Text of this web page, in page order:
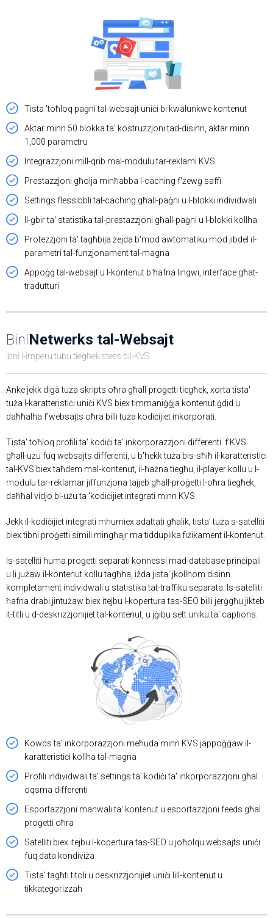
Tista 'toħloq paġni tal-websajt uniċi bi kwalunkwe kontenut
Aktar minn 50 blokka ta' kostruzzjoni tad-disinn, aktar minn
1,000 parametru
Integrazzjoni mill-qrib mal-modulu tar-reklami KVS
Prestazzjoni għolja minħabba l-caching f'żewġ saffi
Settings flessibbli tal-caching għall-paġni u l-blokki individwali
Il-ġbir ta' statistika tal-prestazzjoni għall-paġni u l-blokki kollha
Protezzjoni ta' tagħbija żejda b'mod awtomatiku mod jibdel il-
parametri tal-funzjonament tal-magna
Appoġġ tal-websajt u l-kontenut b'ħafna lingwi, interface għat-
tradutturi
BiniNetwerks tal-Websajt
Ibni l-imperu tubu tiegħek stess bil-KVS.
Anke jekk diġà tuża skripts oħra għall-proġetti tiegħek, xorta tista'
tuża l-karatteristiċi uniċi KVS biex timmaniġġja kontenut ġdid u
daħħalha f'websajts oħra billi tuża kodiċijiet inkorporati.
Tista' toħloq profili ta' kodiċi ta' inkorporazzjoni differenti. f'KVS
għall-użu fuq websajts differenti, u b'hekk tuża bis-sħiħ il-karatteristiċi
tal-KVS biex taħdem mal-kontenut, il-ħażna tiegħu, il-player kollu u l-
modulu tar-reklamar jiffunzjona tajjeb għall-proġetti l-oħra tiegħek,
daħħal vidjo bl-użu ta 'kodiċijiet integrati minn KVS.
Jekk il-kodiċijiet integrati mhumiex adattati għalik, tista' tuża s-satelliti
biex tibni proġetti simili mingħajr ma tidduplika fiżikament il-kontenut.
Is-satelliti huma proġetti separati konnessi mad-database prinċipali
u li jużaw il-kontenut kollu tagħha, iżda jista' jkollhom disinn
kompletament individwali u statistika tat-traffiku separata. Is-satelliti
ħafna drabi jintużaw biex itejbu l-kopertura tas-SEO billi jerġgħu jikteb
it-titli u d-deskrizzjonijiet tal-kontenut, u jġibu sett uniku ta' captions.
Kowds ta' inkorporazzjoni meħuda minn KVS jappoġġaw il-
karatteristiċi kollha tal-magna
Profili individwali ta' settings ta' kodiċi ta' inkorporazzjoni għal
oqsma differenti
Esportazzjoni manwali ta' kontenut u esportazzjoni feeds għal
proġetti oħra
Satelliti biex itejbu l-kopertura tas-SEO u joħolqu websajts uniċi
fuq data kondiviża
Tista' tagħti titoli u deskrizzjonijiet uniċi lill-kontenut u
tikkategorizzah